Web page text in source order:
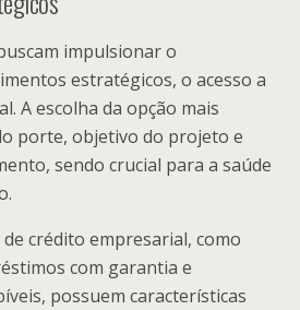
impulsionar o
estratégicos, o acesso a
A escolha da opção mais
porte, objetivo do projeto e
sendo crucial para a saúde
crédito empresarial, como
com garantia e
possuem características